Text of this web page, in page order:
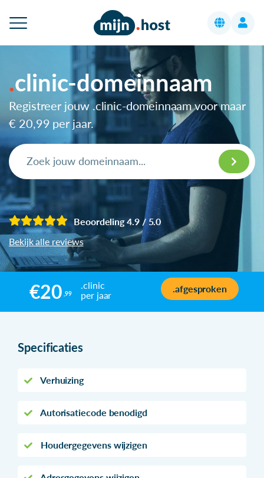
clinic-domeinnaam
Registreer jouw .clinic-domeinnaam voor maar
€ 20,99 per jaar.
Beoordeling 4.9 / 5.0
Bekijk alle reviews
€20 ,99
.clinic
per jaar
.afgesproken
Specificaties
Verhuizing
Autorisatiecode benodigd
Houdergegevens wijzigen